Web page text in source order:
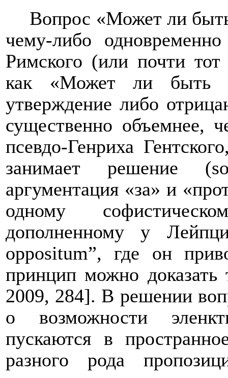
Вопрос «Может ли
чему-либо
Римского (или почти
как «Может ли быть
утверждение либо
существенно
псевдо-Генриха
занимает решение (
аргументация «за» и
одному
дополненному у
oppositum”, где он
принцип можно доказать
2009, 284]. В решении
о возможности
пускаются в
разного рода